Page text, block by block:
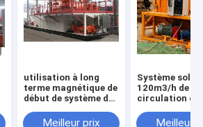
utilisation à long
terme magnétique de
début de système de
de perçage du rouge
Meilleur prix
Système
120m3/h de
circulation de
matériel de
Meilleur